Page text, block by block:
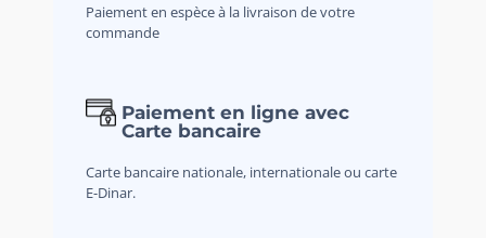
Paiement en espèce à la livraison de votre
commande
Paiement en ligne avec
Carte bancaire
Carte bancaire nationale, internationale ou carte
E-Dinar.